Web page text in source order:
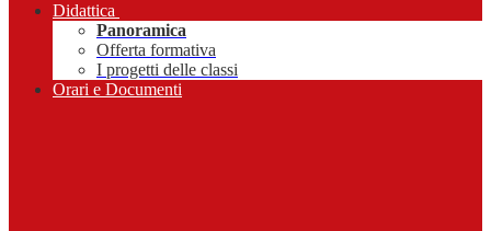
Didattica
Panoramica
Offerta formativa
I progetti delle classi
Orari e Documenti